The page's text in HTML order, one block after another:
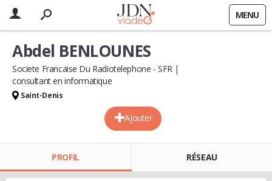
MENU
Ajouter
Abdel BENLOUNES
Societe Francaise Du Radiotelephone - SFR
consultant en informatique
Saint-Denis
PROFIL RÉSEAU